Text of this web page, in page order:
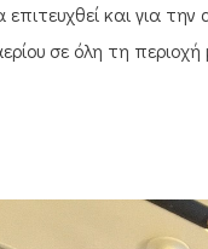
και για
σε όλη τη